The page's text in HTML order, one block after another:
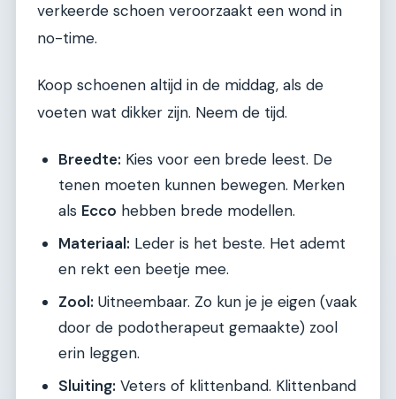
verkeerde schoen veroorzaakt een wond in
no-time.
Koop schoenen altijd in de middag, als de
voeten wat dikker zijn. Neem de tijd.
Breedte: Kies voor een brede leest. De
tenen moeten kunnen bewegen. Merken
als Ecco hebben brede modellen.
Materiaal: Leder is het beste. Het ademt
en rekt een beetje mee.
Zool: Uitneembaar. Zo kun je je eigen (vaak
door de podotherapeut gemaakte) zool
erin leggen.
Sluiting: Veters of klittenband. Klittenband